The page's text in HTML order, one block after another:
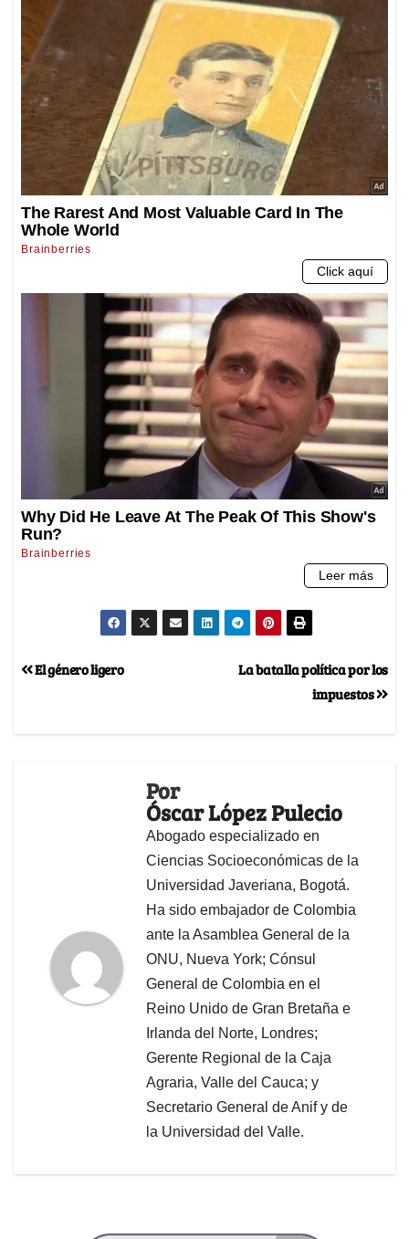
La batalla política por los
impuestos
El género ligero
Por
Óscar López Pulecio
Abogado especializado en
Ciencias Socioeconómicas de la
Universidad Javeriana, Bogotá.
Ha sido embajador de Colombia
ante la Asamblea General de la
ONU, Nueva York; Cónsul
General de Colombia en el
Reino Unido de Gran Bretaña e
Irlanda del Norte, Londres;
Gerente Regional de la Caja
Agraria, Valle del Cauca; y
Secretario General de Anif y de
la Universidad del Valle.